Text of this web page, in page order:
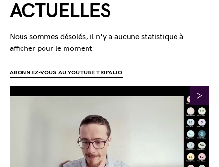
ACTUELLES
Nous sommes désolés, il n'y a aucune statistique à
afficher pour le moment
ABONNEZ-VOUS AU YOUTUBE TRIPALIO